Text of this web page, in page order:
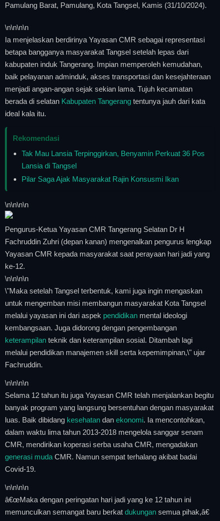
Pamulang Barat, Pamulang, Kota Tangsel, Kamis (31/10/2024).
\n\n\n\n
Ia menjelaskan berdirinya Yayasan CMR sebagai representasi
betapa bangganya masyarakat Tangsel setelah lepas dari
kabupaten induk Tangerang. Impian memperoleh kemudahan,
baik pelayanan adminduk, akses transportasi dan kesejahteraan
menjadi angan-angan sejak sekian lama. Tujuh kecamatan
berada di selatan Kabupaten Tangerang tentunya jauh dari kata
ideal kala itu.
Rekomendasi
Tak Mau Lansia Terpinggirkan, Benyamin Perkuat 36 Pos
Lansia di Tangsel
Pilar Saga Ajak Masyarakat Rajin Konsusmi Ikan
\n\n\n\n
Pengurus-Ketua Yayasan CMR Tangerang Selatan Dr H
Fachruddin Zuhri (depan kanan) mengenalkan pengurus lengkap
Yayasan CMR kepada masyarakat saat perayaan hari jadi yang
ke-12.
\n\n\n\n
\"Maka setelah Tangsel terbentuk, kami juga ingin mengaskan
untuk mengemban misi membangun masyarakat Kota Tangsel
melalui yayasan ini dari aspek pendidikan mental ideologi
kembangsaan. Juga didorong dengan pengembangan
keterampilan teknik dan keterampilan sosial. Ditambah lagi
melalui pendidikan manajemen skill serta kepemimpinan,\" ujar
Fachruddin.
\n\n\n\n
Selama 12 tahun itu juga Yayasan CMR telah menjalankan begitu
banyak program yang langsung bersentuhan dengan masyarakat
luas. Baik dibidang kesehatan dan ekonomi. Ia mencontohkan,
dalam waktu lima tahun 2013-2018 mengelola sanggar senam
CMR, mendirikan koperasi serba usaha CMR, mengadakan
generasi muda CMR. Namun sempat terhalang akibat badai
Covid-19.
\n\n\n\n
â€œMaka dengan peringatan hari jadi yang ke 12 tahun ini
memunculkan semangat baru berkat dukungan semua pihak,â€